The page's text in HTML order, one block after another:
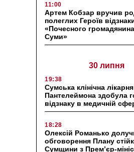
11:00
Артем Кобзар вручив
полеглих Героїв
«Почесного
Суми»
30 липня
19:38
Сумська клінічна
Пантелеймона здобула
відзнаку в медичній
18:28
Олексій Романько
обговорення Плану
Сумщини з Прем’єр-